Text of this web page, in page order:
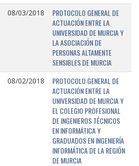
08/03/2018
PROTOCOLO GENERAL DE
ACTUACIÓN ENTRE LA
UNIVERSIDAD DE MURCIA Y
LA ASOCIACIÓN DE
PERSONAS ALTAMENTE
SENSIBLES DE MURCIA
08/02/2018
PROTOCOLO GENERAL DE
ACTUACIÓN ENTRE LA
UNIVERSIDAD DE MURCIA Y
EL COLEGIO PROFESIONAL
DE INGENIEROS TÉCNICOS
EN INFORMÁTICA Y
GRADUADOS EN INGENIERÍA
INFORMÁTICA DE LA REGIÓN
DE MURCIA